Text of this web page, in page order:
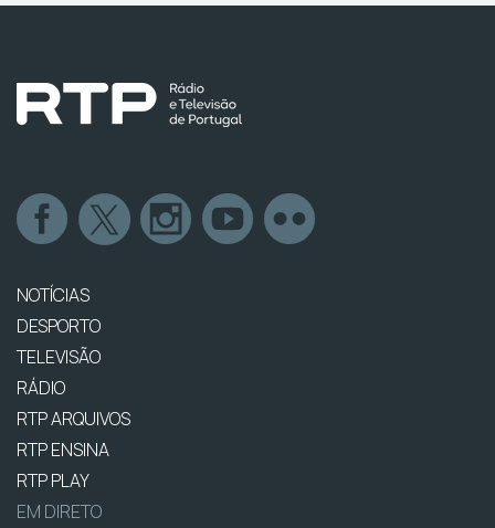
NOTÍCIAS
DESPORTO
TELEVISÃO
RÁDIO
RTP ARQUIVOS
RTP ENSINA
RTP PLAY
EM DIRETO